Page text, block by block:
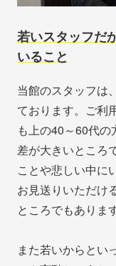
若いスタッフだ
いること
当館のスタッフは
ております。ご利
も上の40～60代
差が大きいところ
ことや悲しい中に
お見送りいただけ
ところでもあります
また若いからとい